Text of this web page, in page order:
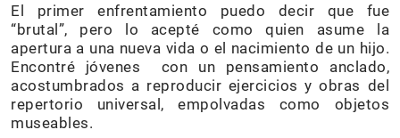
El primer enfrentamiento puedo decir que fue
“brutal”, pero lo acepté como quien asume la
apertura a una nueva vida o el nacimiento de un hijo.
Encontré jóvenes con un pensamiento anclado,
acostumbrados a reproducir ejercicios y obras del
repertorio universal, empolvadas como objetos
museables.